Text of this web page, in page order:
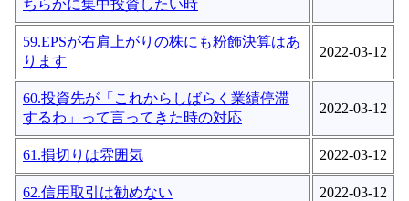
ちらかに集中投資したい時
59.EPSが右肩上がりの株にも粉飾決算はあ
ります
2022-03-12
60.投資先が「これからしばらく業績停滞
するわ」って言ってきた時の対応
2022-03-12
61.損切りは雰囲気 2022-03-12
62.信用取引は勧めない 2022-03-12